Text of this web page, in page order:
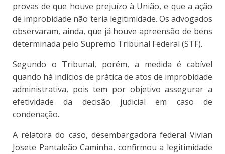
provas de que houve prejuízo à União, e que a ação
de improbidade não teria legitimidade. Os advogados
observaram, ainda, que já houve apreensão de bens
determinada pelo Supremo Tribunal Federal (STF).
Segundo o Tribunal, porém, a medida é cabível
quando há indícios de prática de atos de improbidade
administrativa, pois tem por objetivo assegurar a
efetividade da decisão judicial em caso de
condenação.
A relatora do caso, desembargadora federal Vivian
Josete Pantaleão Caminha, confirmou a legitimidade